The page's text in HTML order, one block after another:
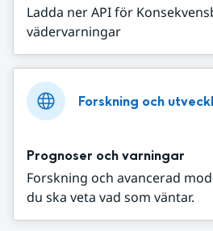
Ladda ner API för
vädervarningar
Forskning och
Prognoser och varningar
Forskning och avancerad
du ska veta vad som väntar.